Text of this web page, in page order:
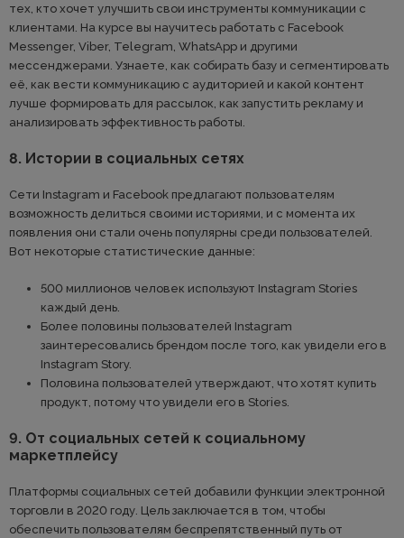
тех, кто хочет улучшить свои инструменты коммуникации с
клиентами. На курсе вы научитесь работать с Facebook
Messenger, Viber, Telegram, WhatsApp и другими
мессенджерами. Узнаете, как собирать базу и сегментировать
её, как вести коммуникацию с аудиторией и какой контент
лучше формировать для рассылок, как запустить рекламу и
анализировать эффективность работы.
8. Истории в социальных сетях
Сети Instagram и Facebook предлагают пользователям
возможность делиться своими историями, и с момента их
появления они стали очень популярны среди пользователей.
Вот некоторые статистические данные:
500 миллионов человек используют Instagram Stories
каждый день.
Более половины пользователей Instagram
заинтересовались брендом после того, как увидели его в
Instagram Story.
Половина пользователей утверждают, что хотят купить
продукт, потому что увидели его в Stories.
9. От социальных сетей к социальному
маркетплейсу
Платформы социальных сетей добавили функции электронной
торговли в 2020 году. Цель заключается в том, чтобы
обеспечить пользователям беспрепятственный путь от